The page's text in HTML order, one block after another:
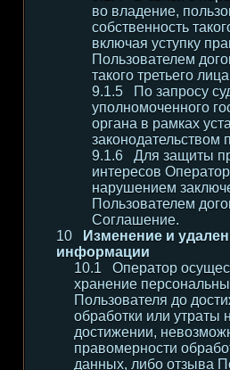
во владение,
собственность
включая уступку
Пользователем
такого третьего
По запросу
уполномоченного
органа в рамках
законодательством
Для защиты
интересов
нарушением
Пользователем
Соглашение.
Изменение и
информации
Оператор
хранение
Пользователя до
обработки или утраты
достижении,
правомерности
данных, либо отзыва